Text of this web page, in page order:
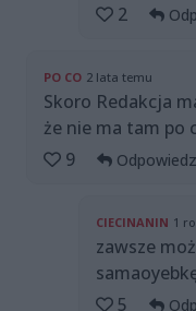
2
PO CO 2 lata temu
Skoro Redakcja
że nie ma tam po
9
Odpowiedz
CIECINANIN 1
zawsze
5